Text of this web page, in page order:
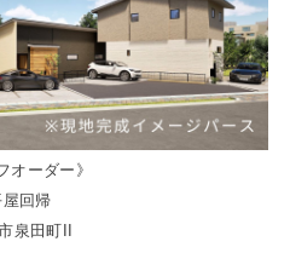
オーダー》
屋回帰
泉田町II